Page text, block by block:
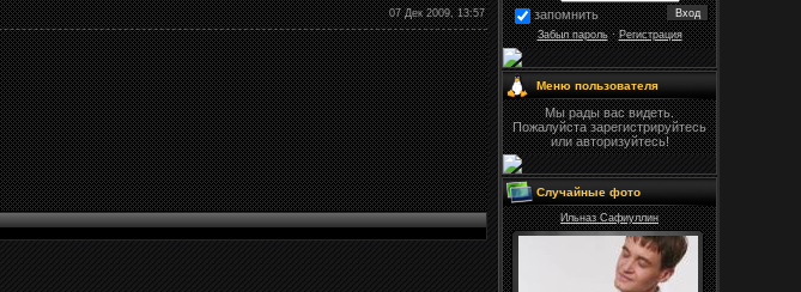
07 Дек 2009, 13:57
запомнить
Забыл пароль·Регистрация
Меню пользователя
Мы рады вас видеть.
Пожалуйста зарегистрируйтесь
или авторизуйтесь!
Случайные фото
Ильназ Сафиуллин